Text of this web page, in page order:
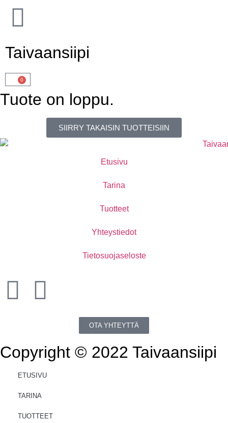
Taivaansiipi
0
Tuote on loppu.
SIIRRY TAKAISIN TUOTTEISIIN
Etusivu
Tarina
Tuotteet
Yhteystiedot
Tietosuojaseloste
OTA YHTEYTTÄ
Copyright © 2022 Taivaansiipi
ETUSIVU
TARINA
TUOTTEET